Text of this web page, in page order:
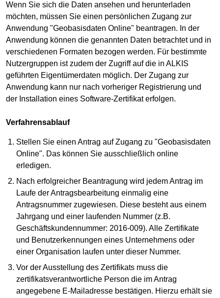
Wenn Sie sich die Daten ansehen und herunterladen
möchten, müssen Sie einen persönlichen Zugang zur
Anwendung "Geobasisdaten Online" beantragen. In der
Anwendung können die genannten Daten betrachtet und in
verschiedenen Formaten bezogen werden. Für bestimmte
Nutzergruppen ist zudem der Zugriff auf die in ALKIS
geführten Eigentümerdaten möglich. Der Zugang zur
Anwendung kann nur nach vorheriger Registrierung und
der Installation eines Software-Zertifikat erfolgen.
Verfahrensablauf
Stellen Sie einen Antrag auf Zugang zu "Geobasisdaten
Online". Das können Sie ausschließlich online
erledigen.
Nach erfolgreicher Beantragung wird jedem Antrag im
Laufe der Antragsbearbeitung einmalig eine
Antragsnummer zugewiesen. Diese besteht aus einem
Jahrgang und einer laufenden Nummer (z.B.
Geschäftskundennummer: 2016-009). Alle Zertifikate
und Benutzerkennungen eines Unternehmens oder
einer Organisation laufen unter dieser Nummer.
Vor der Ausstellung des Zertifikats muss die
zertifikatsverantwortliche Person die im Antrag
angegebene E-Mailadresse bestätigen. Hierzu erhält sie